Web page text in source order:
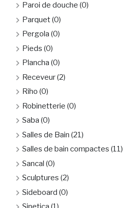
Paroi de douche (0)
Parquet(0)
Pergola (0)
Pieds (0)
Plancha (0)
Receveur(2)
Riho (0)
Robinetterie (0)
Saba (0)
Salles de Bain (21)
Salles de bain compactes (11)
Sancal (0)
Sculptures (2)
Sideboard (0)